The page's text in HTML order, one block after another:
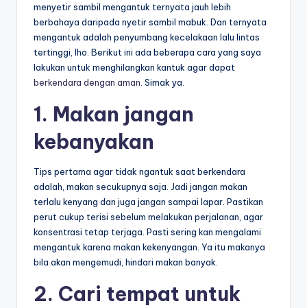
menyetir sambil mengantuk ternyata jauh lebih
berbahaya daripada nyetir sambil mabuk. Dan ternyata
mengantuk adalah penyumbang kecelakaan lalu lintas
tertinggi, lho. Berikut ini ada beberapa cara yang saya
lakukan untuk menghilangkan kantuk agar dapat
berkendara dengan aman. Simak ya.
1. Makan jangan
kebanyakan
Tips pertama agar tidak ngantuk saat berkendara
adalah, makan secukupnya saja. Jadi jangan makan
terlalu kenyang dan juga jangan sampai lapar. Pastikan
perut cukup terisi sebelum melakukan perjalanan, agar
konsentrasi tetap terjaga. Pasti sering kan mengalami
mengantuk karena makan kekenyangan. Ya itu makanya
bila akan mengemudi, hindari makan banyak.
2. Cari tempat untuk